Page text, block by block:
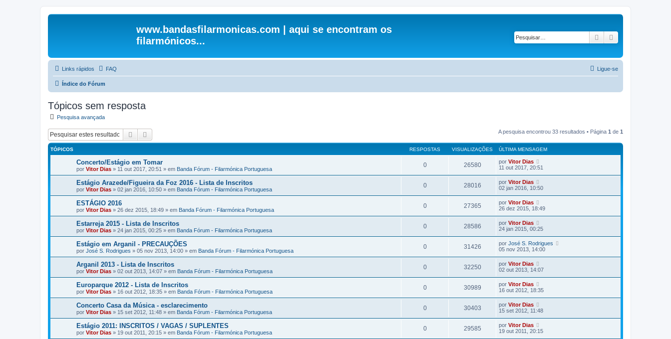
www.bandasfilarmonicas.com | aqui se encontram os
filarmónicos...
Pesquisar
Links rápidos FAQ Ligue-se
Índice do Fórum
Tópicos sem resposta
Pesquisa avançada
Pesquisar A pesquisa encontrou 33 resultados • Página 1 de 1
TÓPICOS RESPOSTAS VISUALIZAÇÕES ÚLTIMA MENSAGEM
Concerto/Estágio em Tomar
por Vitor Dias » 11 out 2017, 20:51 » em Banda Fórum - Filarmónica Portuguesa
0 26580 por Vitor Dias
11 out 2017, 20:51
Estágio Arazede/Figueira da Foz 2016 - Lista de Inscritos
por Vitor Dias » 02 jan 2016, 10:50 » em Banda Fórum - Filarmónica Portuguesa
0 28016 por Vitor Dias
02 jan 2016, 10:50
ESTÁGIO 2016
por Vitor Dias » 26 dez 2015, 18:49 » em Banda Fórum - Filarmónica Portuguesa
0 27365 por Vitor Dias
26 dez 2015, 18:49
Estarreja 2015 - Lista de Inscritos
por Vitor Dias » 24 jan 2015, 00:25 » em Banda Fórum - Filarmónica Portuguesa
0 28586 por Vitor Dias
24 jan 2015, 00:25
Estágio em Arganil - PRECAUÇÕES
por José S. Rodrigues » 05 nov 2013, 14:00 » em Banda Fórum - Filarmónica Portuguesa
0 31426 por José S. Rodrigues
05 nov 2013, 14:00
Arganil 2013 - Lista de Inscritos
por Vitor Dias » 02 out 2013, 14:07 » em Banda Fórum - Filarmónica Portuguesa
0 32250 por Vitor Dias
02 out 2013, 14:07
Europarque 2012 - Lista de Inscritos
por Vitor Dias » 16 out 2012, 18:35 » em Banda Fórum - Filarmónica Portuguesa
0 30989 por Vitor Dias
16 out 2012, 18:35
Concerto Casa da Música - esclarecimento
por Vitor Dias » 15 set 2012, 11:48 » em Banda Fórum - Filarmónica Portuguesa
0 30403 por Vitor Dias
15 set 2012, 11:48
Estágio 2011: INSCRITOS / VAGAS / SUPLENTES
por Vitor Dias » 19 out 2011, 20:15 » em Banda Fórum - Filarmónica Portuguesa
0 29585 por Vitor Dias
19 out 2011, 20:15